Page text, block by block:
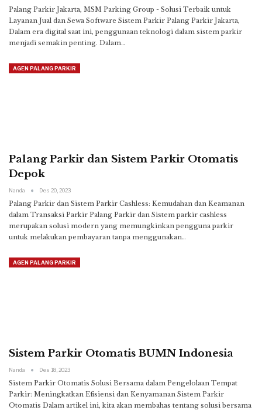
Palang Parkir Jakarta, MSM Parking Group - Solusi Terbaik untuk
Layanan Jual dan Sewa Software Sistem Parkir Palang Parkir Jakarta,
Dalam era digital saat ini, penggunaan teknologi dalam sistem parkir
menjadi semakin penting. Dalam…
AGEN PALANG PARKIR
Palang Parkir dan Sistem Parkir Otomatis
Depok
Nanda Des 20, 2023
Palang Parkir dan Sistem Parkir Cashless: Kemudahan dan Keamanan
dalam Transaksi Parkir Palang Parkir dan Sistem parkir cashless
merupakan solusi modern yang memungkinkan pengguna parkir
untuk melakukan pembayaran tanpa menggunakan…
AGEN PALANG PARKIR
Sistem Parkir Otomatis BUMN Indonesia
Nanda Des 18, 2023
Sistem Parkir Otomatis Solusi Bersama dalam Pengelolaan Tempat
Parkir: Meningkatkan Efisiensi dan Kenyamanan Sistem Parkir
Otomatis Dalam artikel ini, kita akan membahas tentang solusi bersama